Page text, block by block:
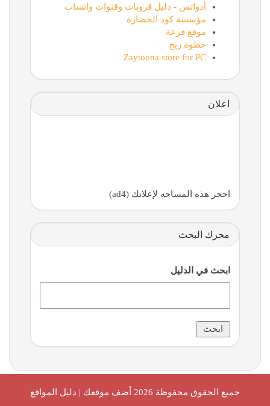
أدواتس - دليل قروبات وقنوات واتساب
مؤسسة كود الحضارة
موقع فزعة
خطوة ربح
Zaytoona store for PC
اعلان
احجز هذه المساحه لإعلانك (ad4)
محرك البحث
ابحث في الدليل
جميع الحقوق محفوظة 2026 أضف موقعك | دليل المواقع